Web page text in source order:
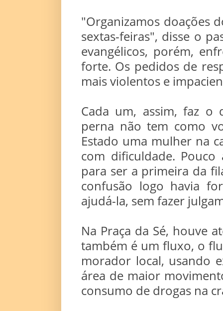
"Organizamos doações
sextas-feiras", disse o
evangélicos, porém,
forte. Os pedidos de
mais violentos e
Cada um, assim, faz o
perna não tem como
Estado uma mulher na
com dificuldade.
para ser a primeira da
confusão logo havia
ajudá-la, sem fazer
Na Praça da Sé, houve
também é um fluxo, o
morador local, usando
área de maior
consumo de drogas na